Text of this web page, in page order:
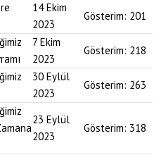
14 Ekim
2023
Gösterim: 201
7 Ekim
2023
Gösterim: 218
30 Eylül
2023
Gösterim: 263
23 Eylül
2023
Gösterim: 318